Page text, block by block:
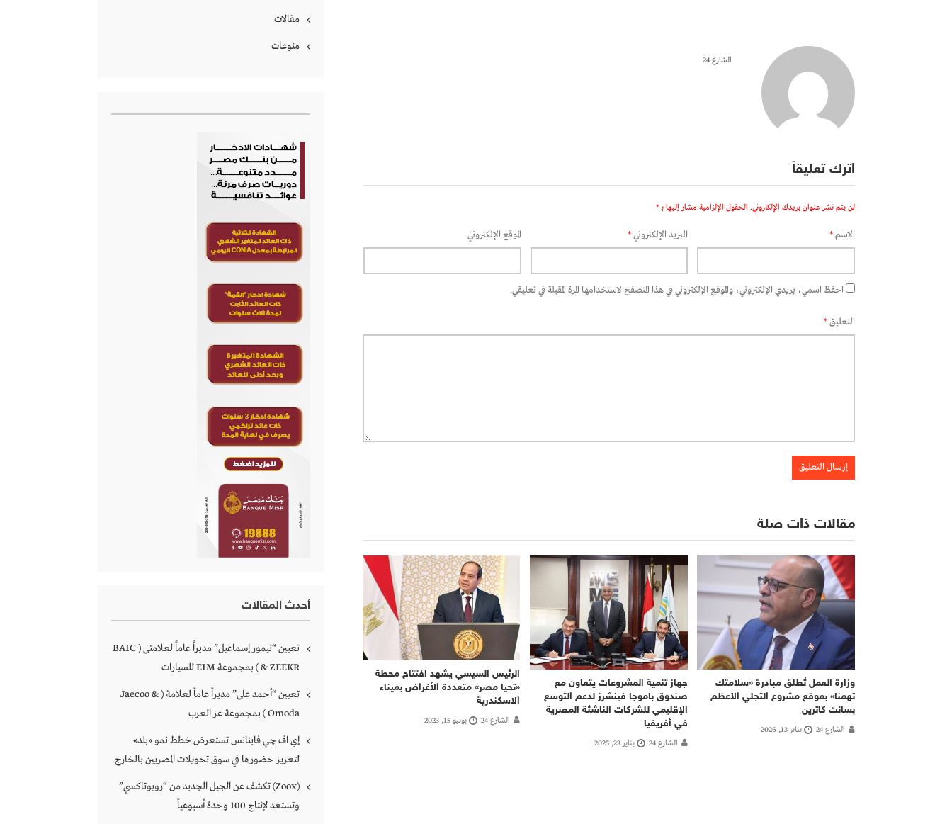
الشارع 24
اترك تعليقاً
لن يتم نشر عنوان بريدك الإلكتروني. الحقول الإلزامية مشار إليها بـ *
الاسم* البريد الإلكتروني* الموقع الإلكتروني
احفظ اسمي، بريدي الإلكتروني، والموقع الإلكتروني في هذا المتصفح لاستخدامها المرة المقبلة في تعليقي.
التعليق*
مقالات ذات صلة
وزارة العمل تُطلق مبادرة «سلامتك
تهمنا» بموقع مشروع التجلي الأعظم
بسانت كاترين
الشارع 24 يناير 13, 2026
جهاز تنمية المشروعات يتعاون مع
صندوق باموجا فينشرز لدعم التوسع
الإقليمي للشركات الناشئة المصرية
في أفريقيا
الشارع 24 يناير 23, 2025
الرئيس السيسي يشهد افتتاح محطة
«تحيا مصر» متعددة الأغراض بميناء
الاسكندرية
الشارع 24 يونيو 15, 2023
مقالات
منوعات
أحدث المقالات
تعيين “تيمور إسماعيل” مديراً عاماً لعلامتى ( BAIC
& ZEEKR ) بمجموعة EIM للسيارات
تعيين “أحمد على” مديراً عاماً لعلامة ( Jaecoo &
Omoda ) بمجموعة عز العرب
إي اف چي فاينانس تستعرض خطط نمو «بلد»
لتعزيز حضورها في سوق تحويلات المصريين بالخارج
(Zoox) تكشف عن الجيل الجديد من “روبوتاكسي”
وتستعد لإنتاج 100 وحدة أسبوعياً